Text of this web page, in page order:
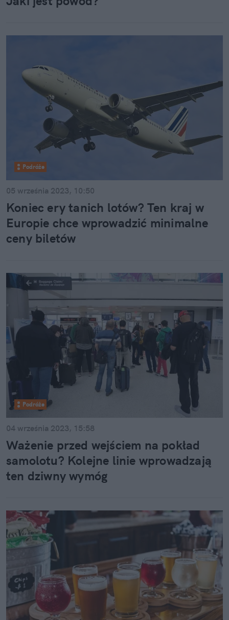
Podróże
05 września 2023, 10:50
Koniec ery tanich lotów? Ten kraj w
Europie chce wprowadzić minimalne
ceny biletów
Podróże
04 września 2023, 15:58
Ważenie przed wejściem na pokład
samolotu? Kolejne linie wprowadzają
ten dziwny wymóg